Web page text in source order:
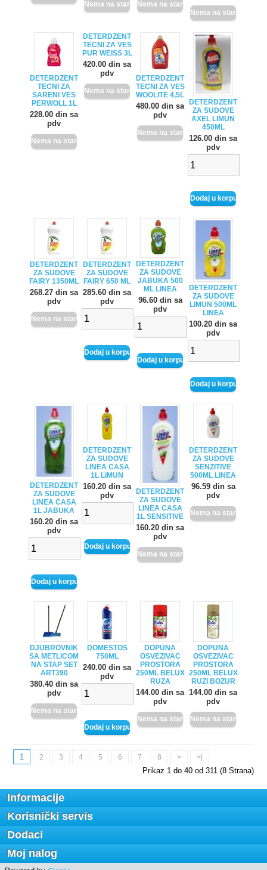
DETERDZENT
TECNI ZA
SARENI VES
PERWOLL 1L
228.00 din sa
pdv
DETERDZENT
TECNI ZA VES
PUR WEISS 3L
420.00 din sa
pdv
DETERDZENT
TECNI ZA VES
WOOLITE 4,5L
480.00 din sa
pdv
DETERDZENT
ZA SUDOVE
AXEL LIMUN
450ML
126.00 din sa
pdv
DETERDZENT
ZA SUDOVE
FAIRY 1350ML
268.27 din sa
pdv
DETERDZENT
ZA SUDOVE
FAIRY 650 ML
285.60 din sa
pdv
DETERDZENT
ZA SUDOVE
JABUKA 500
ML LINEA
96.60 din sa
pdv
DETERDZENT
ZA SUDOVE
LIMUN 500ML
LINEA
100.20 din sa
pdv
DETERDZENT
ZA SUDOVE
LINEA CASA
1L JABUKA
160.20 din sa
pdv
DETERDZENT
ZA SUDOVE
LINEA CASA
1L LIMUN
160.20 din sa
pdv
DETERDZENT
ZA SUDOVE
LINEA CASA
1L SENSITIVE
160.20 din sa
pdv
DETERDZENT
ZA SUDOVE
SENZITIVE
500ML LINEA
96.59 din sa
pdv
DJUBROVNIK
SA METLICOM
NA STAP SET
ART390
380.40 din sa
pdv
DOMESTOS
750ML
240.00 din sa
pdv
DOPUNA
OSVEZIVAC
PROSTORA
250ML BELUX
RUZA
144.00 din sa
pdv
DOPUNA
OSVEZIVAC
PROSTORA
250ML BELUX
RUZI BOZUR
144.00 din sa
pdv
1 2 3 4 5 6 7 8 > >|
Prikaz 1 do 40 od 311 (8 Strana)
Informacije
Korisnički servis
Dodaci
Moj nalog